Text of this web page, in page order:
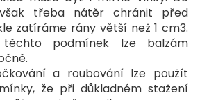
třeba nátěr chránit před
zatíráme rány větší než 1 cm3.
podmínek lze balzám
a roubování lze použít
že při důkladném stažení